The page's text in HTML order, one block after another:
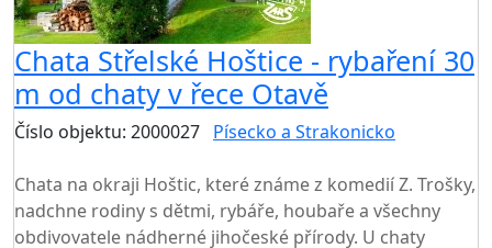
Chata Střelské Hoštice - rybaření 30
m od chaty v řece Otavě
Číslo objektu: 2000027 Písecko a Strakonicko
Chata na okraji Hoštic, které známe z komedií Z. Trošky,
nadchne rodiny s dětmi, rybáře, houbaře a všechny
obdivovatele nádherné jihočeské přírody. U chaty